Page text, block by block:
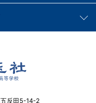
反田5-14-2